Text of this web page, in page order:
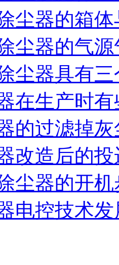
尘器的箱
尘器的气
尘器具有
在生产时
的过滤掉
改造后的
尘器的开机
电控技术发